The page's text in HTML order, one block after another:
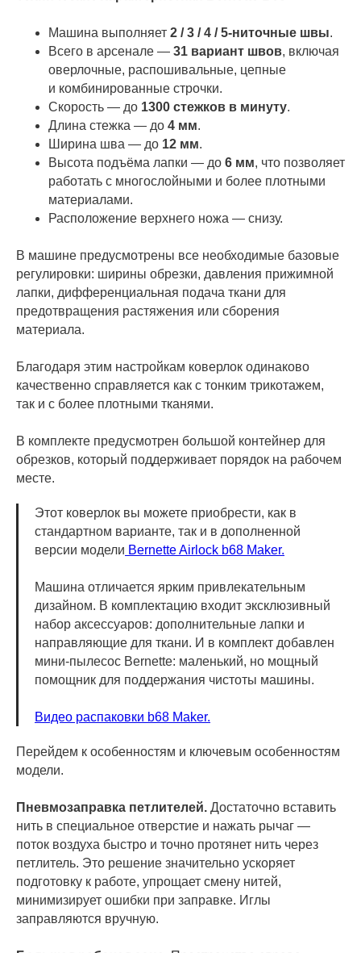
Машина выполняет 2 / 3 / 4 / 5-ниточные швы.
Всего в арсенале — 31 вариант швов, включая
оверлочные, распошивальные, цепные
и комбинированные строчки.
Скорость — до 1300 стежков в минуту.
Длина стежка — до 4 мм.
Ширина шва — до 12 мм.
Высота подъёма лапки — до 6 мм, что позволяет
работать с многослойными и более плотными
материалами.
Расположение верхнего ножа — снизу.
В машине предусмотрены все необходимые базовые
регулировки: ширины обрезки, давления прижимной
лапки, дифференциальная подача ткани для
предотвращения растяжения или сборения
материала.
Благодаря этим настройкам коверлок одинаково
качественно справляется как с тонким трикотажем,
так и с более плотными тканями.
В комплекте предусмотрен большой контейнер для
обрезков, который поддерживает порядок на рабочем
месте.
Этот коверлок вы можете приобрести, как в
стандартном варианте, так и в дополненной
версии модели Bernette Airlock b68 Maker.
Машина отличается ярким привлекательным
дизайном. В комплектацию входит эксклюзивный
набор аксессуаров: дополнительные лапки и
направляющие для ткани. И в комплект добавлен
мини-пылесос Bernette: маленький, но мощный
помощник для поддержания чистоты машины.
Видео распаковки b68 Maker.
Перейдем к особенностям и ключевым особенностям
модели.
Пневмозаправка петлителей. Достаточно вставить
нить в специальное отверстие и нажать рычаг —
поток воздуха быстро и точно протянет нить через
петлитель. Это решение значительно ускоряет
подготовку к работе, упрощает смену нитей,
минимизирует ошибки при заправке. Иглы
заправляются вручную.